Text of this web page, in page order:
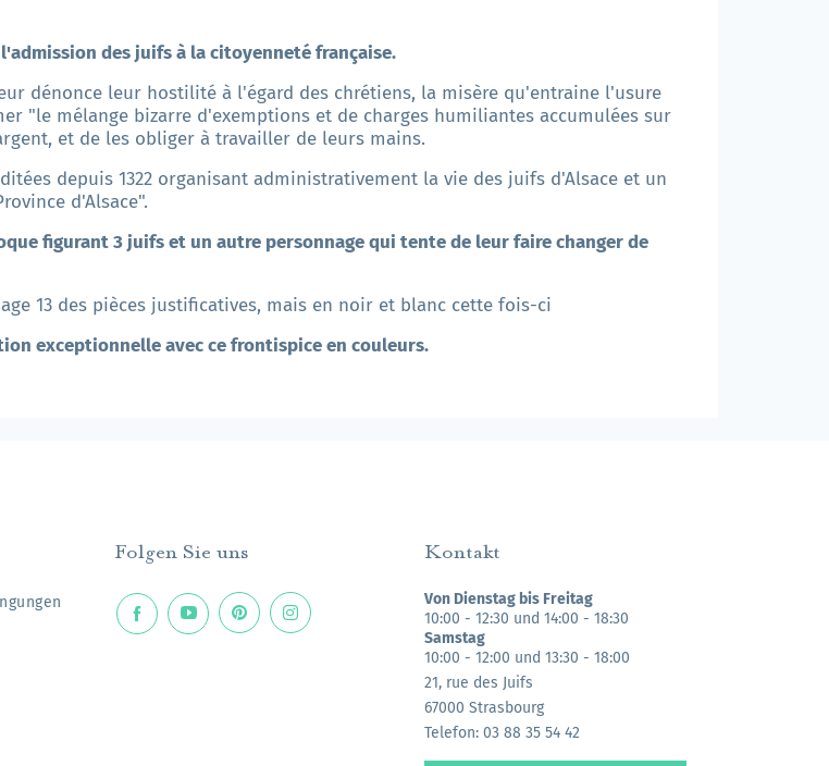
des juifs à la citoyenneté française.
dénonce leur hostilité à l'égard des chrétiens, la misère qu'entraine l'usure
"le mélange bizarre d'exemptions et de charges humiliantes accumulées sur
et de les obliger à travailler de leurs mains.
depuis 1322 organisant administrativement la vie des juifs d'Alsace et un
d'Alsace".
figurant 3 juifs et un autre personnage qui tente de leur faire changer de
13 des pièces justificatives, mais en noir et blanc cette fois-ci
exceptionnelle avec ce frontispice en couleurs.
Folgen Sie uns Kontakt
Von Dienstag bis Freitag
10:00 - 12:30 und 14:00 - 18:30
Samstag
10:00 - 12:00 und 13:30 - 18:00
21, rue des Juifs
67000 Strasbourg
Telefon: 03 88 35 54 42